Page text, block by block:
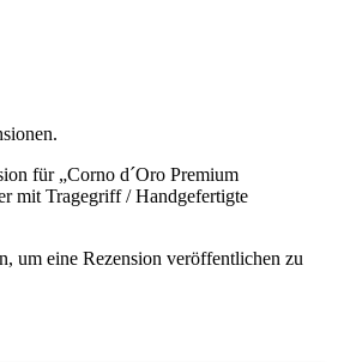
für „Corno d´Oro Premium
mit Tragegriff / Handgefertigte
um eine Rezension veröffentlichen zu